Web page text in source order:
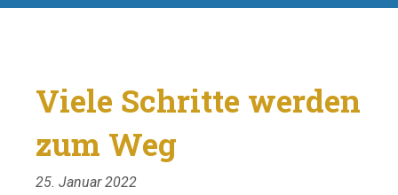
Viele Schritte werden
zum Weg
25. Januar 2022